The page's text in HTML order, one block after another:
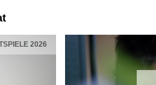
Giuseppe Verdi/1813 - 1901
in 3 Akten "Stiffelio"
2026